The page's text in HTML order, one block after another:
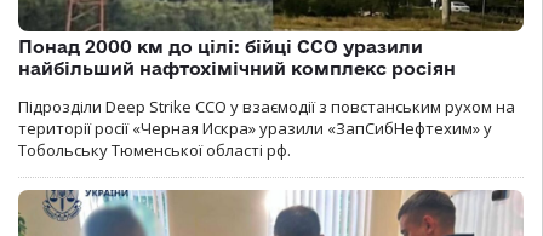
Понад 2000 км до цілі: бійці ССО уразили
найбільший нафтохімічний комплекс росіян
Підрозділи Deep Strike ССО у взаємодії з повстанським рухом на
території росії «Черная Искра» уразили «ЗапСибНефтехим» у
Тобольську Тюменської області рф.